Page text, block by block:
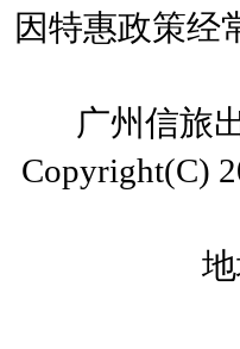
因特惠政策经
广州信旅
Copyright(C)